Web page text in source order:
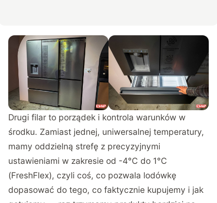
Drugi filar to porządek i kontrola warunków w
środku. Zamiast jednej, uniwersalnej temperatury,
mamy oddzielną strefę z precyzyjnymi
ustawieniami w zakresie od -4°C do 1°C
(FreshFlex), czyli coś, co pozwala lodówkę
dopasować do tego, co faktycznie kupujemy i jak